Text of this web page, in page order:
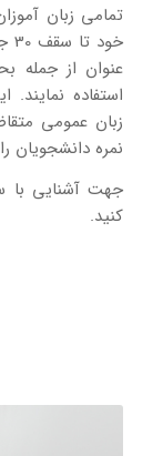
عنوان از جمله
استفاده
زبان عمومی
نمره دانشجویان را بین 0.5 الی 1 نمره
جهت آشنایی با
کنید.